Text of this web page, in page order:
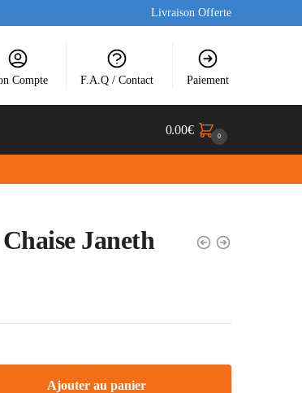
Livraison Offerte
Compte F.A.Q / Contact Paiement
0.00€ 0
Janeth
Ajouter au panier